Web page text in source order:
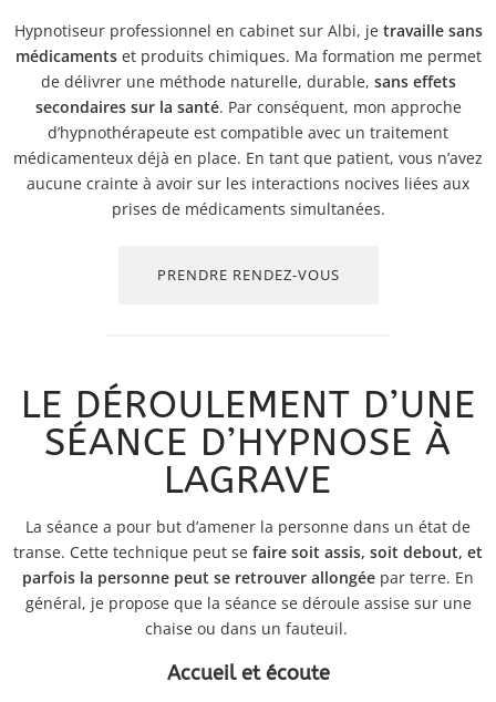
Hypnotiseur professionnel en cabinet sur Albi, je travaille sans
médicamentset produits chimiques. Ma formation me permet
de délivrer une méthode naturelle, durable, sans effets
secondaires sur la santé. Par conséquent, mon approche
d’hypnothérapeute est compatible avec un traitement
médicamenteux déjà en place. En tant que patient, vous n’avez
aucune crainte à avoir sur les interactions nocives liées aux
prises de médicaments simultanées.
PRENDRE RENDEZ-VOUS
LE DÉROULEMENT D’UNE
SÉANCE D’HYPNOSE À
LAGRAVE
La séance a pour but d’amener la personne dans un état de
transe. Cette technique peut se faire soit assis, soit debout, et
parfois la personne peut se retrouver allongée par terre. En
général, je propose que la séance se déroule assise sur une
chaise ou dans un fauteuil.
Accueil et écoute